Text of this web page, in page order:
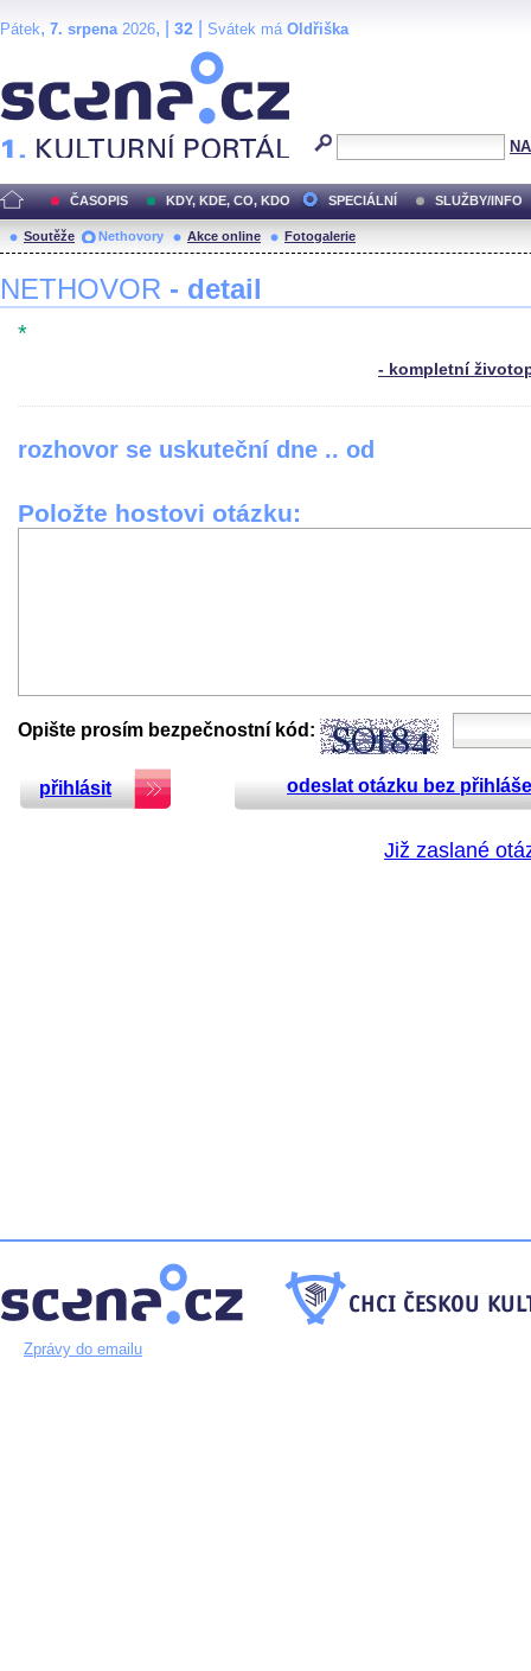
Pátek, 7. srpena2026, | 32 Svátek má Oldřiška
ČASOPIS KDY, KDE, CO, KDO SPECIÁLNÍ SLUŽBY/INFO
Soutěže Nethovory Akce online Fotogalerie
NETHOVOR - detail
*
- kompletní
rozhovor se uskuteční dne .. od
Položte hostovi otázku:
Opište prosím bezpečnostní kód:
přihlásit odeslat otázku bez
Již zaslané
Zprávy do emailu